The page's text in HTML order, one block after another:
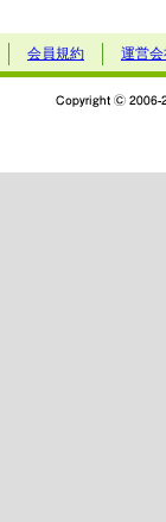
会員規約 運営